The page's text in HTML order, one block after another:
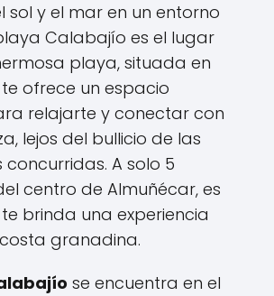
sol y el mar en un entorno
Calabajío es el lugar
playa, situada en
ofrece un espacio
relajarte y conectar con
lejos del bullicio de las
A solo 5
centro de Almuñécar, es
brinda una experiencia
granadina.
se encuentra en el